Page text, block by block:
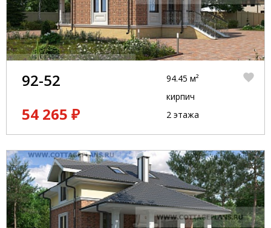
92-52
54 265 ₽
94.45 м²
кирпич
2 этажа